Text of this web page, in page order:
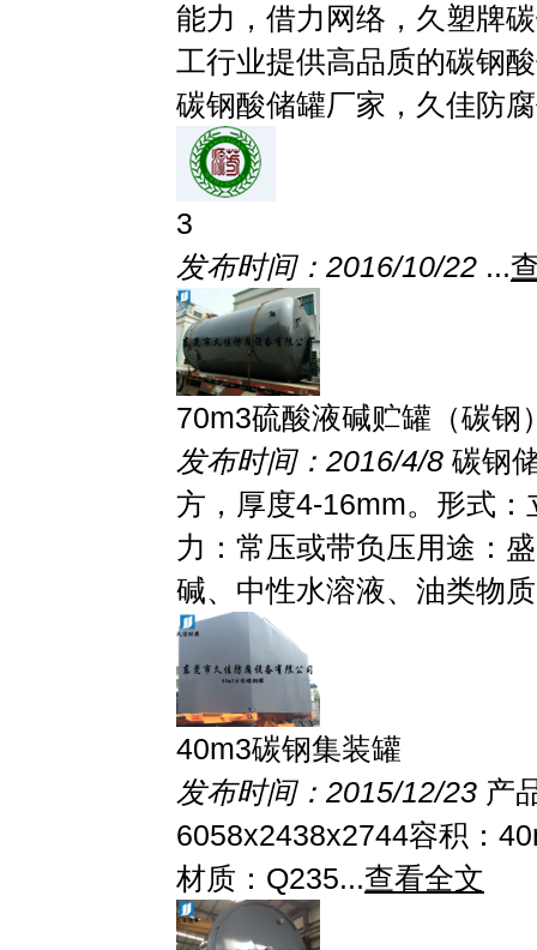
能力，借力网络，久塑牌
工行业提供高品质的碳钢
碳钢酸储罐厂家，久佳防
3
发布时间：2016/10/22 ...
70m3硫酸液碱贮罐（碳钢
发布时间：2016/4/8 碳钢
方，厚度4-16mm。形式
力：常压或带负压用途：
碱、中性水溶液、油类物
40m3碳钢集装罐
发布时间：2015/12/23 产
6058x2438x2744容积：
材质：Q235...查看全文